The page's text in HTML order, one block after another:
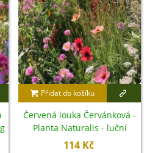
Přidat do košíku
Červená louka Červánková -
Planta Naturalis - luční
směs - 10 g
114 Kč